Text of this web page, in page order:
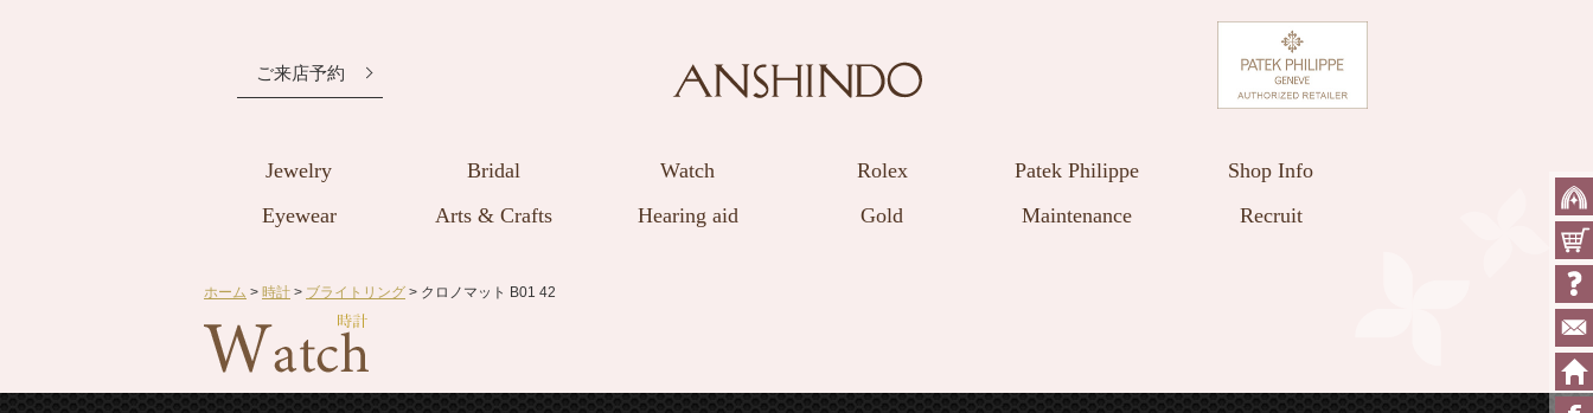
ご来店予約
Jewelry Bridal Watch Rolex Patek Philippe
Shop Info
Eyewear
Arts & Crafts Hearing aid Gold Maintenance Recruit
ホーム > 時計 > ブライトリング > クロノマット B01 42